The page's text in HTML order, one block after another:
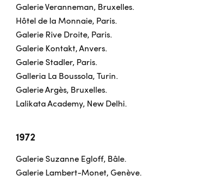
Galerie Veranneman, Bruxelles.
Hôtel de la Monnaie, Paris.
Galerie Rive Droite, Paris.
Galerie Kontakt, Anvers.
Galerie Stadler, Paris.
Galleria La Boussola, Turin.
Galerie Argès, Bruxelles.
Lalikata Academy, New Delhi.
1972
Galerie Suzanne Egloff, Bâle.
Galerie Lambert-Monet, Genève.